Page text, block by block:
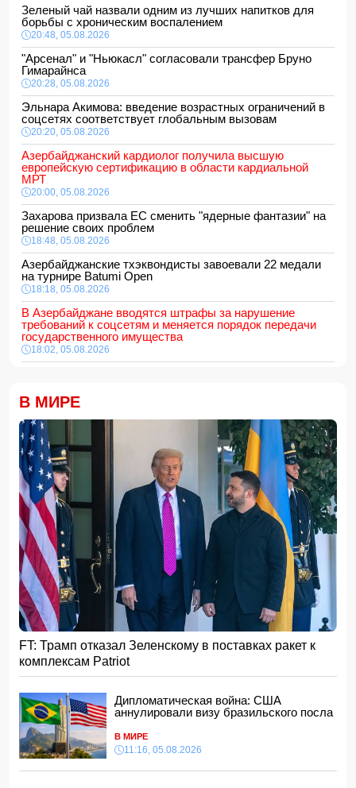
Зеленый чай назвали одним из лучших напитков для
борьбы с хроническим воспалением
20:48, 05.08.2026
"Арсенал" и "Ньюкасл" согласовали трансфер Бруно
Гимарайнса
20:28, 05.08.2026
Эльнара Акимова: введение возрастных ограничений в
соцсетях соответствует глобальным вызовам
20:20, 05.08.2026
Азербайджанский кардиолог получила высшую
европейскую сертификацию в области кардиальной
МРТ
20:00, 05.08.2026
Захарова призвала ЕС сменить "ядерные фантазии" на
решение своих проблем
18:48, 05.08.2026
Азербайджанские тхэквондисты завоевали 22 медали
на турнире Batumi Open
18:18, 05.08.2026
В Азербайджане вводятся штрафы за нарушение
требований к соцсетям и меняется порядок передачи
государственного имущества
18:02, 05.08.2026
18:00, 05.08.2026
Арестован муж известной ведущей Нигяр Фархад
16:48, 05.08.2026
В Баку мужчина арестован за дебош на кладбище
16:28, 05.08.2026
ВНИМАНИЮ
желающих приобрести новое, полностью
отремонтированное жилье
16:16, 05.08.2026
Определён минимальный порог суммы электронных
переводов
16:00, 05.08.2026
Хикмет Гаджиев: Азербайджан доказал приверженность
мирному процессу с Арменией на практике
15:48, 05.08.2026
УЕФА ввел новые правила по желтым карточкам в
еврокубках
15:28, 05.08.2026
15:08, 05.08.2026
Тахир Будагов посетил Азербайджанское общество
Красного Полумесяца
15:00, 05.08.2026
Ученые предложили амбициозный план по спасению
В МИРЕ
FT: Трамп отказал Зеленскому в поставках ракет к
комплексам Patriot
Дипломатическая война: США
аннулировали визу бразильского посла
В МИРЕ
11:16, 05.08.2026